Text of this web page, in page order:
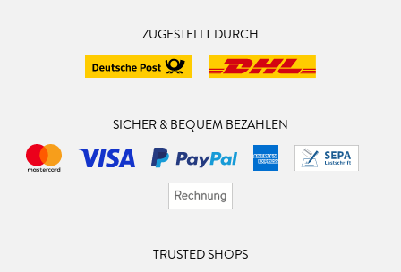
ZUGESTELLT DURCH
SICHER & BEQUEM BEZAHLEN
TRUSTED SHOPS